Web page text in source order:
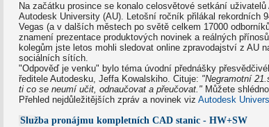
Na začátku prosince se konalo celosvětové setkání uživatelů
Autodesk University (AU). Letošní ročník přilákal rekordních
Vegas (a v dalších městech po světě celkem 17000
znamení prezentace produktových novinek a reálných
kolegům jste letos mohli sledovat online zpravodajství z AU
sociálních sítích.
"Odpověď je venku" bylo téma úvodní přednášky
ředitele Autodesku, Jeffa Kowalskiho. Cituje: "Negramotní
ti co se neumí učit, odnaučovat a přeučovat."Můžete
Přehled nejdůležitějších zpráv a novinek viz Autodesk
Služba pronájmu kompletních CAD stanic - HW+SW